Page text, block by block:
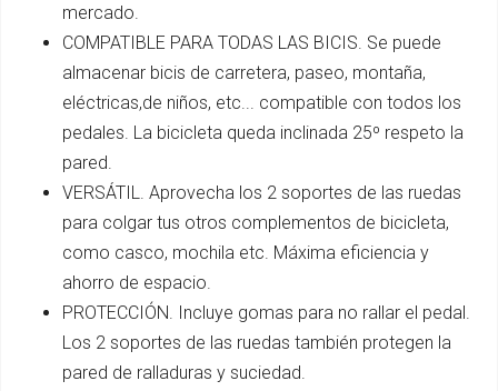
mercado.
COMPATIBLE PARA TODAS LAS BICIS. Se puede
almacenar bicis de carretera, paseo, montaña,
eléctricas,de niños, etc... compatible con todos los
pedales. La bicicleta queda inclinada 25º respeto la
pared.
VERSÁTIL. Aprovecha los 2 soportes de las ruedas
para colgar tus otros complementos de bicicleta,
como casco, mochila etc. Máxima eficiencia y
ahorro de espacio.
PROTECCIÓN. Incluye gomas para no rallar el pedal.
Los 2 soportes de las ruedas también protegen la
pared de ralladuras y suciedad.